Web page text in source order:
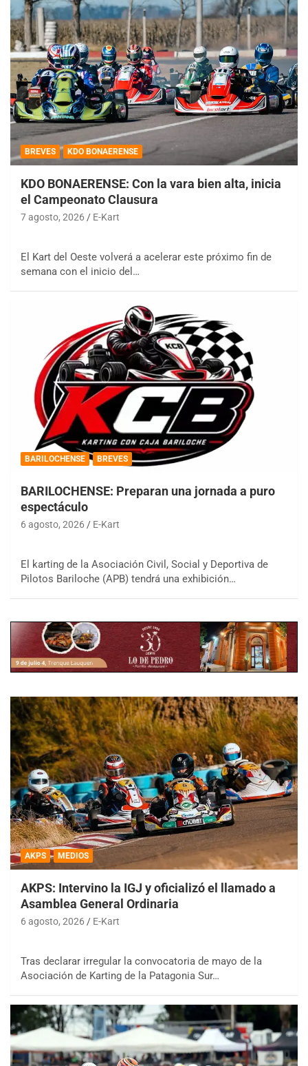
BREVES KDO BONAERENSE
KDO BONAERENSE: Con la vara bien alta, inicia
el Campeonato Clausura
7 agosto, 2026 E-Kart
El Kart del Oeste volverá a acelerar este próximo fin de
semana con el inicio del…
BARILOCHENSE BREVES
BARILOCHENSE: Preparan una jornada a puro
espectáculo
6 agosto, 2026 E-Kart
El karting de la Asociación Civil, Social y Deportiva de
Pilotos Bariloche (APB) tendrá una exhibición…
AKPS MEDIOS
AKPS: Intervino la IGJ y oficializó el llamado a
Asamblea General Ordinaria
6 agosto, 2026 E-Kart
Tras declarar irregular la convocatoria de mayo de la
Asociación de Karting de la Patagonia Sur…